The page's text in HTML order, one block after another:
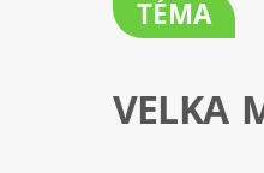
TÉMA
VELKA